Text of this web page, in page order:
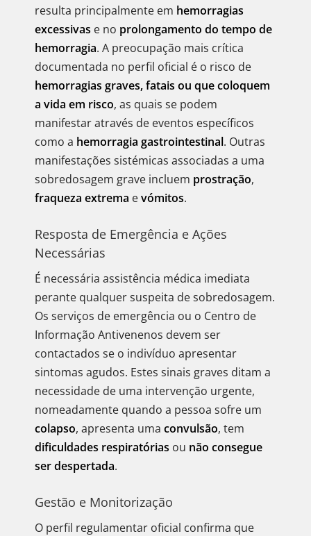
resulta principalmente em hemorragias
excessivas e no prolongamento do tempo de
hemorragia. A preocupação mais crítica
documentada no perfil oficial é o risco de
hemorragias graves, fatais ou que coloquem
a vida em risco, as quais se podem
manifestar através de eventos específicos
como a hemorragia gastrointestinal. Outras
manifestações sistémicas associadas a uma
sobredosagem grave incluem prostração,
fraqueza extrema evómitos.
Resposta de Emergência e Ações
Necessárias
É necessária assistência médica imediata
perante qualquer suspeita de sobredosagem.
Os serviços de emergência ou o Centro de
Informação Antivenenos devem ser
contactados se o indivíduo apresentar
sintomas agudos. Estes sinais graves ditam a
necessidade de uma intervenção urgente,
nomeadamente quando a pessoa sofre um
colapso, apresenta uma convulsão, tem
dificuldades respiratórias ou não consegue
ser despertada.
Gestão e Monitorização
O perfil regulamentar oficial confirma que